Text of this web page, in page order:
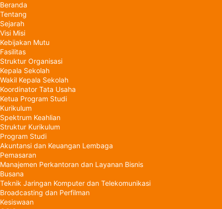
Beranda
Tentang
Sejarah
Visi Misi
Kebijakan Mutu
Fasilitas
Struktur Organisasi
Kepala Sekolah
Wakil Kepala Sekolah
Koordinator Tata Usaha
Ketua Program Studi
Kurikulum
Spektrum Keahlian
Struktur Kurikulum
Program Studi
Akuntansi dan Keuangan Lembaga
Pemasaran
Manajemen Perkantoran dan Layanan Bisnis
Busana
Teknik Jaringan Komputer dan Telekomunikasi
Broadcasting dan Perfilman
Kesiswaan